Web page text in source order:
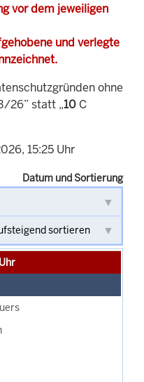
vor dem jeweiligen
und verlegte
ohne
26” statt „10 C
15:25 Uhr
Datum und Sortierung